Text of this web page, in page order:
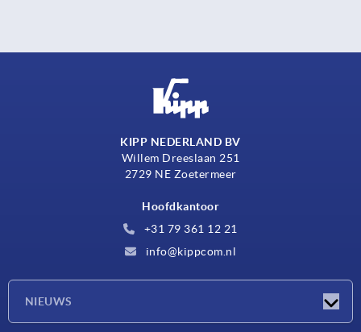
KIPP NEDERLAND BV
Willem Dreeslaan 251
2729 NE Zoetermeer
Hoofdkantoor
+31 79 361 12 21
info@kippcom.nl
NIEUWS